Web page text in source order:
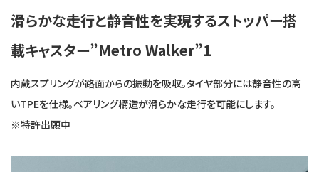
滑らかな走行と静音性を実現するストッパー搭
載キャスター”Metro Walker”1
内蔵スプリングが路面からの振動を吸収。タイヤ部分には静音性の高
いTPEを仕様。ベアリング構造が滑らかな走行を可能にします。
※特許出願中